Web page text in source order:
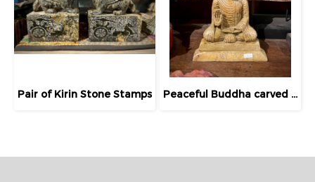
Pair of Kirin Stone Stamps Peaceful Buddha carved stone